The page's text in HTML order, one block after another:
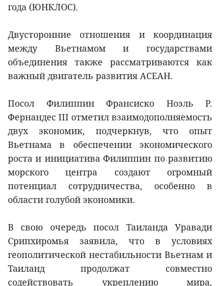
года (ЮНКЛОС).
Двусторонние отношения и координация
между Вьетнамом и государствами
объединения также рассматриваются как
важный двигатель развития АСЕАН.
Посол Филиппин Франсиско Ноэль Р.
Фернандес III отметил взаимодополняемость
двух экономик, подчеркнув, что опыт
Вьетнама в обеспечении экономического
роста и инициатива Филиппин по развитию
морского центра создают огромный
потенциал сотрудничества, особенно в
области голубой экономики.
В свою очередь посол Таиланда Уравади
Срипхиромья заявила, что в условиях
геополитической нестабильности Вьетнам и
Таиланд продолжат совместно
содействовать укреплению мира,